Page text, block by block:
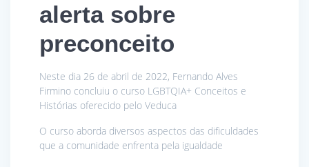
alerta sobre
preconceito
Neste dia 26 de abril de 2022, Fernando Alves
Firmino concluiu o curso LGBTQIA+ Conceitos e
Histórias oferecido pelo Veduca
O curso aborda diversos aspectos das dificuldades
que a comunidade enfrenta pela igualdade